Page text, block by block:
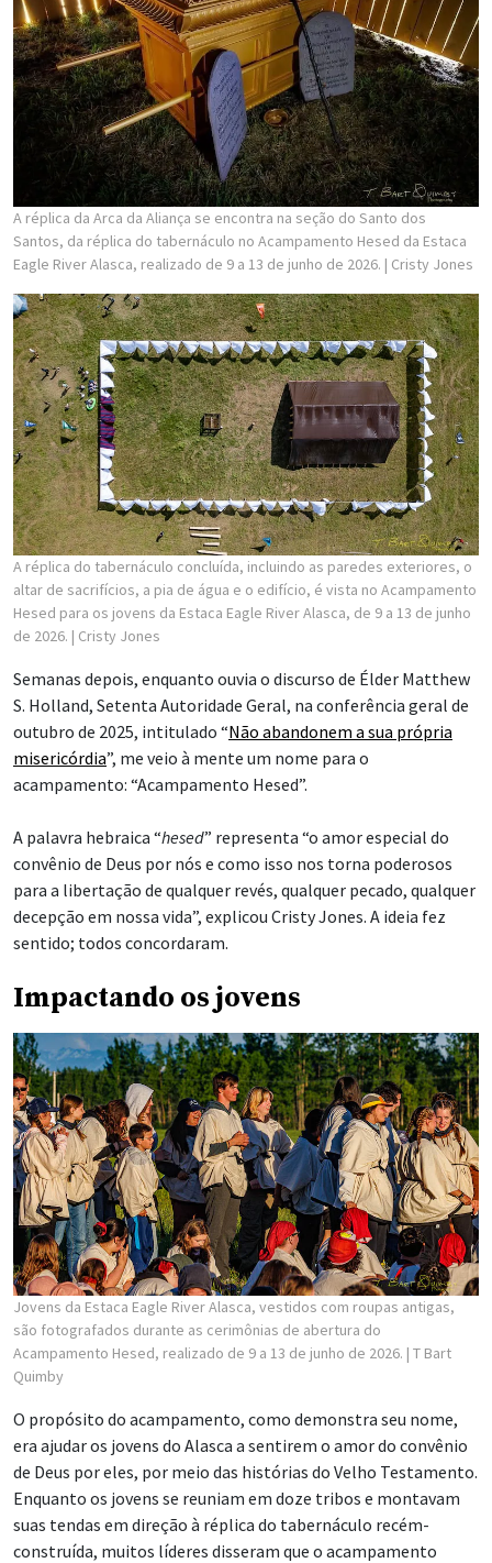
A réplica da Arca da Aliança se encontra na seção do Santo dos
Santos, da réplica do tabernáculo no Acampamento Hesed da Estaca
Eagle River Alasca, realizado de 9 a 13 de junho de 2026. | Cristy Jones
A réplica do tabernáculo concluída, incluindo as paredes exteriores, o
altar de sacrifícios, a pia de água e o edifício, é vista no Acampamento
Hesed para os jovens da Estaca Eagle River Alasca, de 9 a 13 de junho
de 2026. | Cristy Jones
Semanas depois, enquanto ouvia o discurso de Élder Matthew
S. Holland, Setenta Autoridade Geral, na conferência geral de
outubro de 2025, intitulado “Não abandonem a sua própria
misericórdia”, me veio à mente um nome para o
acampamento: “Acampamento Hesed”.
A palavra hebraica “hesed” representa “o amor especial do
convênio de Deus por nós e como isso nos torna poderosos
para a libertação de qualquer revés, qualquer pecado, qualquer
decepção em nossa vida”, explicou Cristy Jones. A ideia fez
sentido; todos concordaram.
Impactando os jovens
Jovens da Estaca Eagle River Alasca, vestidos com roupas antigas,
são fotografados durante as cerimônias de abertura do
Acampamento Hesed, realizado de 9 a 13 de junho de 2026. | T Bart
Quimby
O propósito do acampamento, como demonstra seu nome,
era ajudar os jovens do Alasca a sentirem o amor do convênio
de Deus por eles, por meio das histórias do Velho Testamento.
Enquanto os jovens se reuniam em doze tribos e montavam
suas tendas em direção à réplica do tabernáculo recém-
construída, muitos líderes disseram que o acampamento